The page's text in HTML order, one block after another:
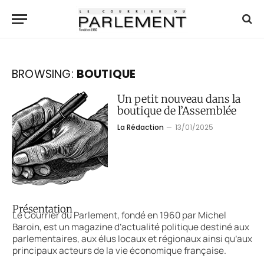
BROWSING: BOUTIQUE
Un petit nouveau dans la
boutique de l’Assemblée
La Rédaction 13/01/2025
Présentation
Le Courrier du Parlement, fondé en 1960 par Michel
Baroin, est un magazine d’actualité politique destiné aux
parlementaires, aux élus locaux et régionaux ainsi qu’aux
principaux acteurs de la vie économique française.